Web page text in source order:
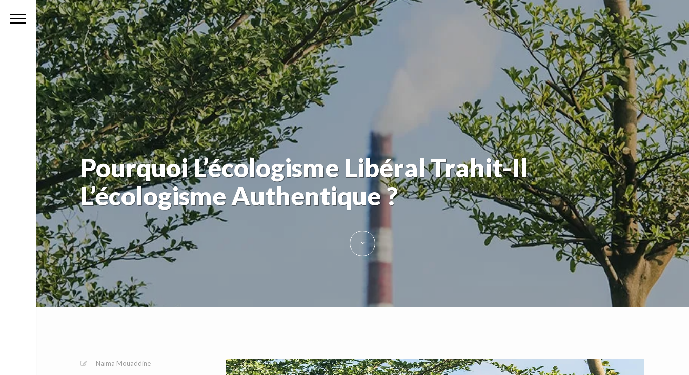
Pourquoi L’écologisme Libéral Trahit-Il
L’écologisme Authentique ?
Naïma Mouaddine